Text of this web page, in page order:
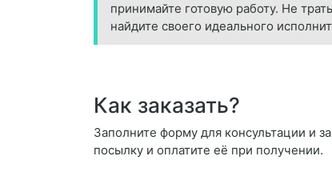
принимайте готовую работу. Не
найдите своего идеального
Как заказать?
Заполните форму для консультации и
посылку и оплатите её при получении.